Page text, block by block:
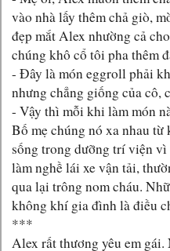
vào nhà lấy thêm chả giò,
đẹp mắt Alex nhường cả
chúng khô cổ tôi pha thêm
- Đây là món eggroll phải
nhưng chẳng giống của cô,
- Vậy thì mỗi khi làm món
Bố mẹ chúng nó xa nhau
sống trong dưỡng trí viện vì
làm nghề lái xe vận tải,
qua lại trông nom cháu.
không khí gia đình là điều
***
Alex rất thương yêu em